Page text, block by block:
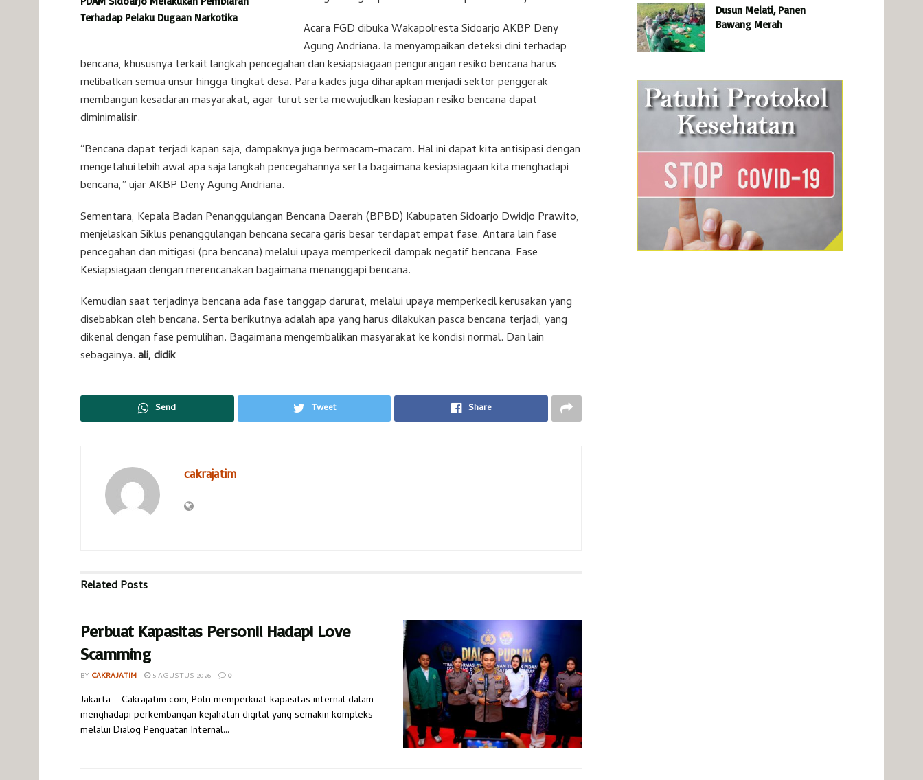
Terhadap Pelaku Dugaan Narkotika
Acara FGD dibuka Wakapolresta Sidoarjo AKBP Deny
Agung Andriana. Ia menyampaikan deteksi dini terhadap
bencana, khususnya terkait langkah pencegahan dan kesiapsiagaan pengurangan resiko bencana harus
melibatkan semua unsur hingga tingkat desa. Para kades juga diharapkan menjadi sektor penggerak
membangun kesadaran masyarakat, agar turut serta mewujudkan kesiapan resiko bencana dapat
diminimalisir.
“Bencana dapat terjadi kapan saja, dampaknya juga bermacam-macam. Hal ini dapat kita antisipasi dengan
mengetahui lebih awal apa saja langkah pencegahannya serta bagaimana kesiapsiagaan kita menghadapi
bencana,” ujar AKBP Deny Agung Andriana.
Sementara, Kepala Badan Penanggulangan Bencana Daerah (BPBD) Kabupaten Sidoarjo Dwidjo Prawito,
menjelaskan Siklus penanggulangan bencana secara garis besar terdapat empat fase. Antara lain fase
pencegahan dan mitigasi (pra bencana) melalui upaya memperkecil dampak negatif bencana. Fase
Kesiapsiagaan dengan merencanakan bagaimana menanggapi bencana.
Kemudian saat terjadinya bencana ada fase tanggap darurat, melalui upaya memperkecil kerusakan yang
disebabkan oleh bencana. Serta berikutnya adalah apa yang harus dilakukan pasca bencana terjadi, yang
dikenal dengan fase pemulihan. Bagaimana mengembalikan masyarakat ke kondisi normal. Dan lain
sebagainya.ali, didik
Send Tweet Share
cakrajatim
RelatedPosts
Perbuat Kapasitas Personil Hadapi Love
Scamming
BY CAKRAJATIM 5 AGUSTUS 2026 0
Jakarta – Cakrajatim com, Polri memperkuat kapasitas internal dalam
menghadapi perkembangan kejahatan digital yang semakin kompleks
melalui Dialog Penguatan Internal...
Dusun Melati, Panen
Bawang Merah